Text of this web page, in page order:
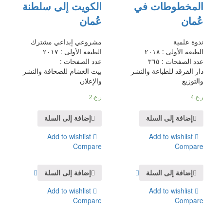
الكويت إلى سلطنة
عُمان
مشروعي إبداعي مشترك
الطبعة الأولى : ٢٠١٧
عدد الصفحات :
بيت الغشام للصحافة والنشر
والإعلان
ر.ع.2
إضافة إلى السلة
Add to wishlist
Compare
المخطوطات في
عُمان
ندوة علمية
الطبعة الأولى : ٢٠١٨
عدد الصفحات : ٣٦٥
دار الفرقد للطباعة والنشر
والتوزيع
ر.ع.4
إضافة إلى السلة
Add to wishlist
Compare
إضافة إلى السلة
Add to wishlist
Compare
إضافة إلى السلة
Add to wishlist
Compare